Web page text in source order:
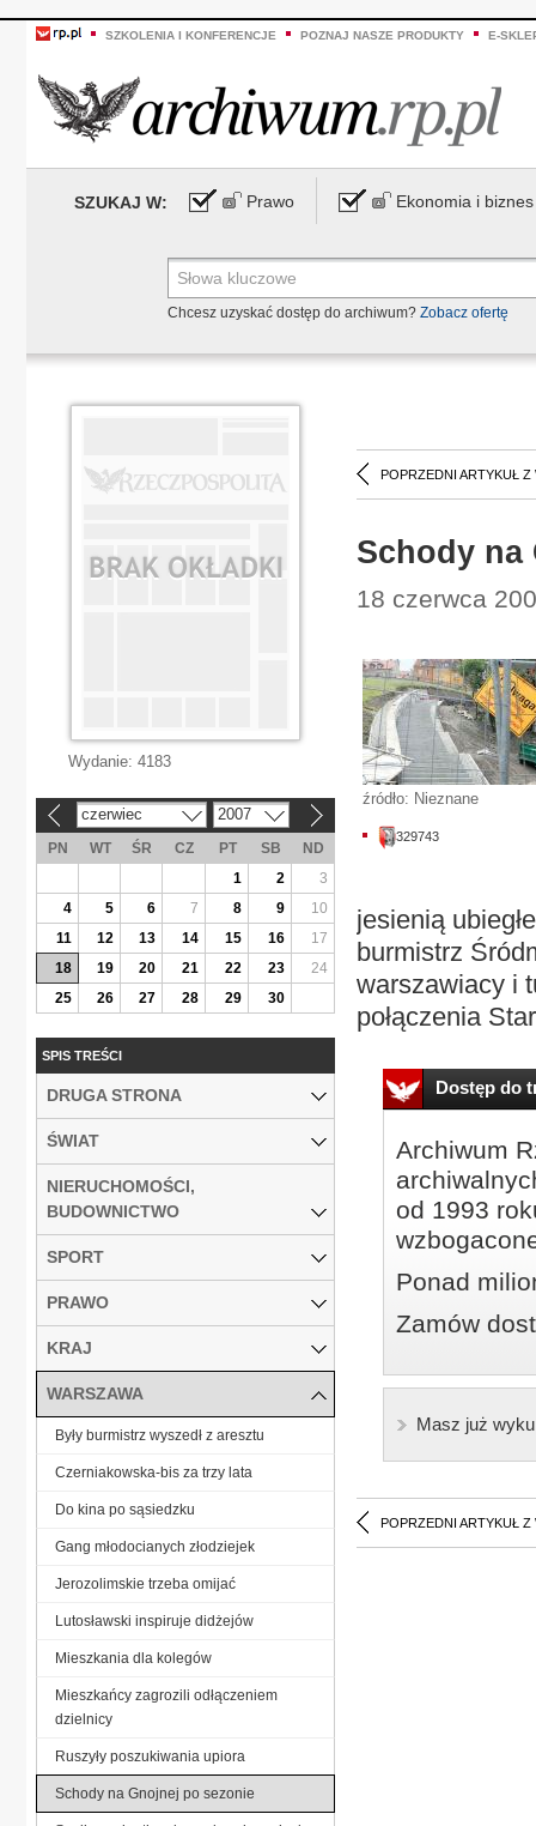
SZKOLENIA I KONFERENCJE POZNAJ NASZE PRODUKTY E-
SZUKAJ W: Prawo Ekonomia i biznes
Chcesz uzyskać dostęp do archiwum? Zobacz ofertę
POPRZEDNI ARTYKUŁ Z
Schody na
18 czerwca
źródło: Nieznane
329743
jesienią
burmistrz
warszawiacy i
połączenia
Dostęp do
Archiwum
od 1993
Ponad
Zamów
Masz już
POPRZEDNI ARTYKUŁ Z
Wydanie: 4183
czerwiec 2007
PN WT ŚR CZ PT SB
ND
1
2
3
4
5 6 7 8 9
10
11
12 13 14 15 16
17
18
19 20 21 22 23
24
25
26 27 28 29 30
SPIS TREŚCI
DRUGA STRONA
ŚWIAT
NIERUCHOMOŚCI,
BUDOWNICTWO
SPORT
PRAWO
KRAJ
WARSZAWA
Były burmistrz wyszedł z aresztu
Czerniakowska-bis za trzy lata
Do kina po sąsiedzku
Gang młodocianych złodziejek
Jerozolimskie trzeba omijać
Lutosławski inspiruje didżejów
Mieszkania dla kolegów
Mieszkańcy zagrozili odłączeniem
dzielnicy
Ruszyły poszukiwania upiora
Schody na Gnojnej po sezonie